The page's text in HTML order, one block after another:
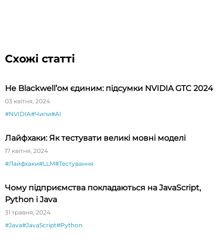
Схожі статті
Не Blackwell’ом єдиним: підсумки NVIDIA GTC 2024
03 квітня, 2024
#NVIDIA#Чипи#AI
Лайфхаки: Як тестувати великі мовні моделі
17 квітня, 2024
#Лайфхаки#LLM#Тестування
Чому підприємства покладаються на JavaScript,
Python і Java
31 травня, 2024
#Java#JavaScript#Python